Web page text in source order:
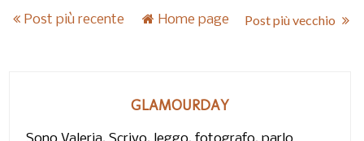
Post più recente Post più vecchio
Home page
GLAMOURDAY